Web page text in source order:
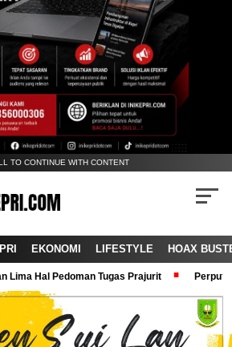
TO CONTINUE WITH CONTENT
EKONOMI LIFESTYLE HOAX
Lima Hal Pedoman Tugas Prajurit